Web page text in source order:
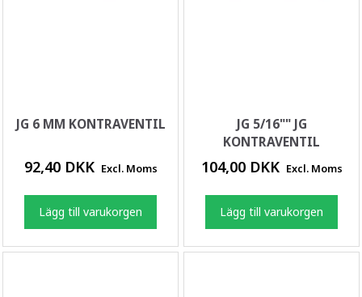
JG 6 MM KONTRAVENTIL
92,40 DKK Excl. Moms
Lägg till varukorgen
JG 5/16"" JG
KONTRAVENTIL
104,00 DKK Excl. Moms
Lägg till varukorgen